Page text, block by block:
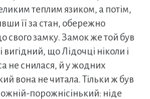
теплим язиком, а потім,
її за стан, обережно
свого замку. Замок же той був
вигідний, що Лідочці ніколи і
не снилася, й у жодних
вона не читала. Тільки ж був
порожнісінький: ніде